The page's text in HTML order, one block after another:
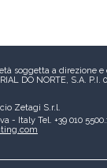
soggetta a direzione
DO NORTE, S.A. P.I.
Zetagi S.r.l.
- Italy Tel. +39 010